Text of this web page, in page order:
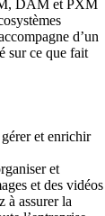
DAM et PXM
d’un
sur ce que fait
et enrichir
et
et des vidéos
à assurer la